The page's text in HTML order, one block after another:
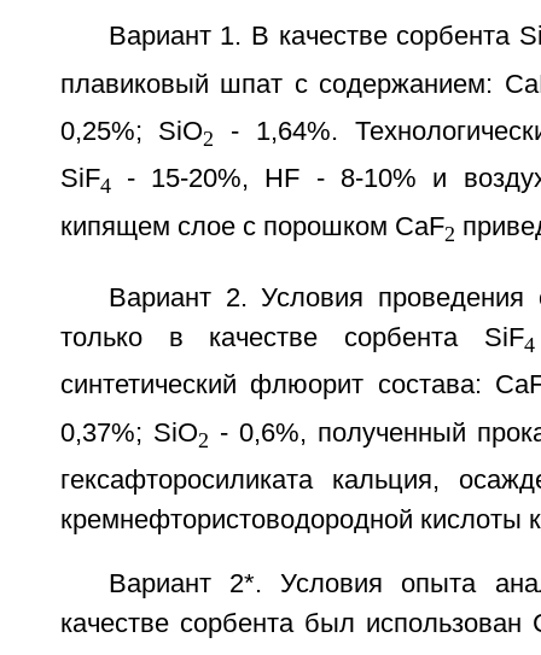
Вариант 1. В качестве сорбента
плавиковый шпат с содержанием:
0,25%; SiO2
- 1,64%.
SiF4 - 15-20%, HF - 8-10% и
кипящем слое с порошком CaF2
Вариант 2. Условия проведения
только в качестве сорбента SiF4
синтетический флюорит состава:
0,37%; SiO2 - 0,6%, полученный
гексафторосиликата кальция,
кремнефтористоводородной кислоты
Вариант 2*. Условия опыта
качестве сорбента был использован